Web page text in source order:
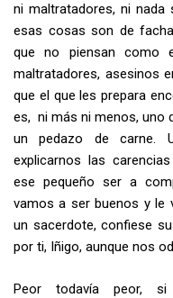
ni maltratadores, ni
esas cosas son de
que no piensan como
maltratadores, asesinos
que el que les prepara
es, ni más ni menos, uno
un pedazo de carne.
explicarnos las
ese pequeño ser a
vamos a ser buenos y le
un sacerdote, confiese
por ti, Iñigo, aunque nos
Peor todavía peor,